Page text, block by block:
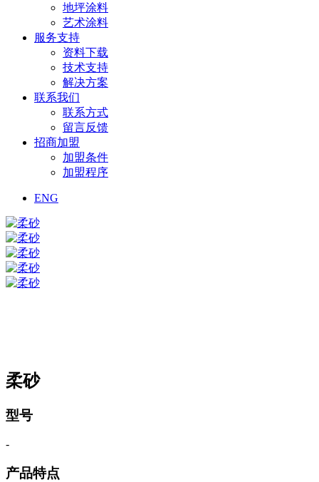
地坪涂料
艺术涂料
服务支持
资料下载
技术支持
解决方案
联系我们
联系方式
留言反馈
招商加盟
加盟条件
加盟程序
ENG
柔砂
型号
-
产品特点